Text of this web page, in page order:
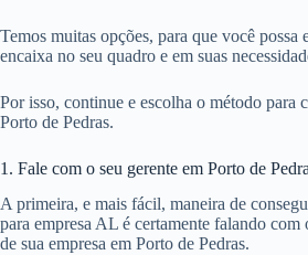
Temos muitas opções, para que você possa
encaixa no seu quadro e em suas
Por isso, continue e escolha o método para
Porto de Pedras.
1. Fale com o seu gerente em Porto de
A primeira, e mais fácil, maneira de
para empresa AL é certamente falando com
de sua empresa em Porto de Pedras.